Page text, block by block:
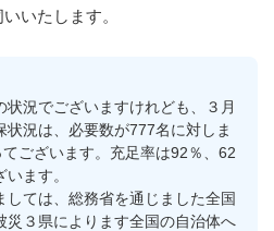
いたします。
況でございますけれども、３月
状況は、必要数が777名に対しま
ございます。充足率は92％、62
ます。
しては、総務省を通じました全国
災３県によります全国の自治体へ